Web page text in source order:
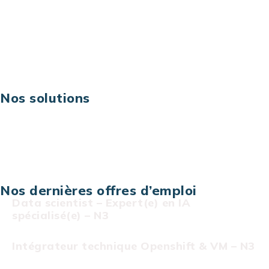
Nos solutions
Nos dernières offres d’emploi
Data scientist – Expert(e) en IA